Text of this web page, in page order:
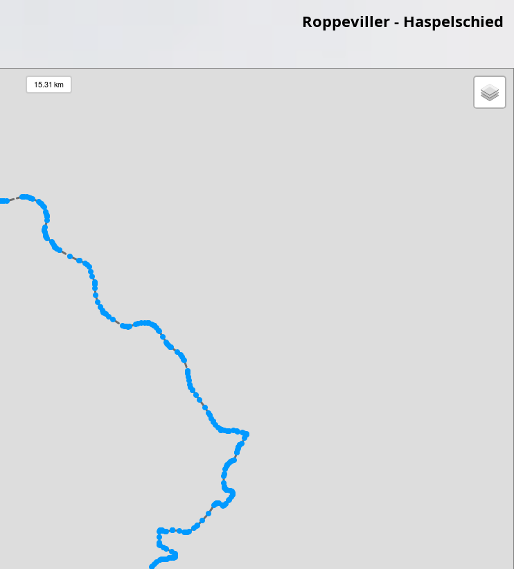
Roppeviller - Haspelschied
15.31 km